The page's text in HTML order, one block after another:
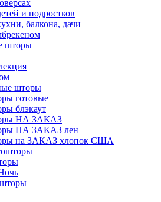
и подростков
балкона, дачи
шторы
шторы
готовые
блэкаут
НА ЗАКАЗ
НА ЗАКАЗ лен
на ЗАКАЗ хлопок США